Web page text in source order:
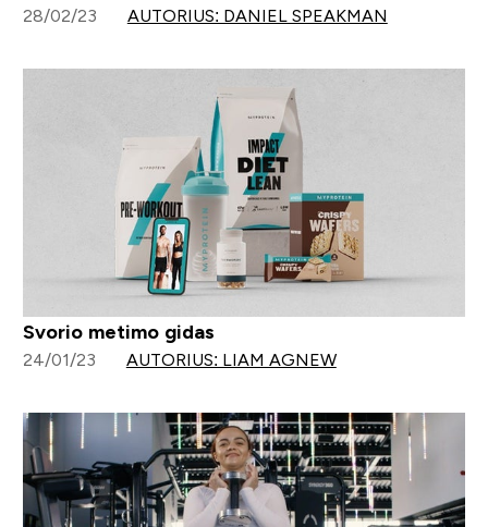
28/02/23 AUTORIUS: DANIEL SPEAKMAN
Svorio metimo gidas
24/01/23 AUTORIUS: LIAM AGNEW